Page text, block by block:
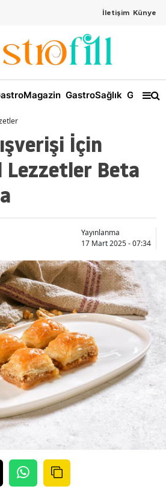
İletişim Künye
GastroSağlık
İçin
Lezzetler Beta
Yayınlanma
17 Mart 2025 - 07:34